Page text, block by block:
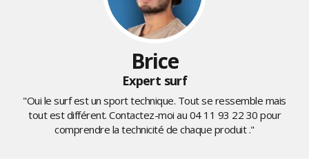
Brice
Expert surf
"Oui le surf est un sport technique. Tout se ressemble mais
tout est différent. Contactez-moi au 04 11 93 22 30 pour
comprendre la technicité de chaque produit ."